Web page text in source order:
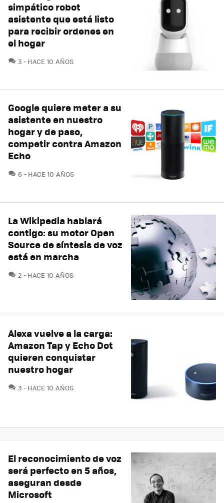
simpático robot
asistente que está listo
para recibir ordenes en
el hogar
3 COMENTARIOS
HACE 10 AÑOS
Google quiere meter a su
asistente en nuestro
hogar y de paso,
competir contra Amazon
Echo
6 COMENTARIOS
HACE 10 AÑOS
La Wikipedia hablará
contigo: su motor Open
Source de síntesis de voz
está en marcha
2 COMENTARIOS
HACE 10 AÑOS
Alexa vuelve a la carga:
Amazon Tap y Echo Dot
quieren conquistar
nuestro hogar
3 COMENTARIOS
HACE 10 AÑOS
El reconocimiento de voz
será perfecto en 5 años,
aseguran desde
Microsoft